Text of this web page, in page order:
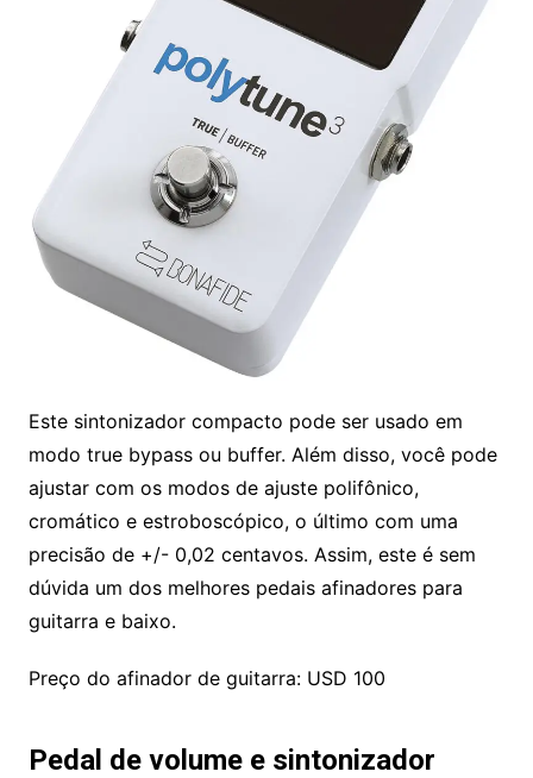
Este sintonizador compacto pode ser usado em
modo true bypass ou buffer. Além disso, você pode
ajustar com os modos de ajuste polifônico,
cromático e estroboscópico, o último com uma
precisão de +/- 0,02 centavos. Assim, este é sem
dúvida um dos melhores pedais afinadores para
guitarra e baixo.
Preço do afinador de guitarra: USD 100
Pedal de volume e sintonizador